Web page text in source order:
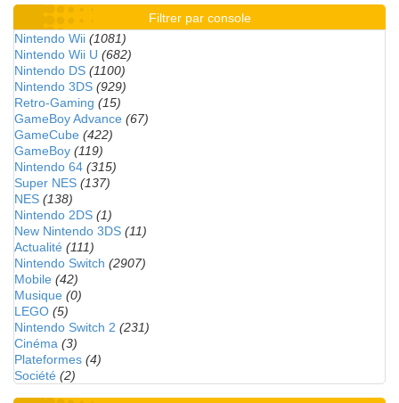
Filtrer par console
Nintendo Wii (1081)
Nintendo Wii U (682)
Nintendo DS (1100)
Nintendo 3DS (929)
Retro-Gaming (15)
GameBoy Advance (67)
GameCube (422)
GameBoy (119)
Nintendo 64 (315)
Super NES (137)
NES (138)
Nintendo 2DS (1)
New Nintendo 3DS (11)
Actualité (111)
Nintendo Switch (2907)
Mobile (42)
Musique (0)
LEGO (5)
Nintendo Switch 2 (231)
Cinéma (3)
Plateformes (4)
Société (2)